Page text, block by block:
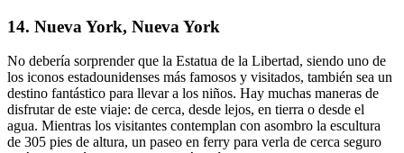
14. Nueva York, Nueva York
No debería sorprender que la Estatua de la Libertad, siendo uno de
los iconos estadounidenses más famosos y visitados, también sea un
destino fantástico para llevar a los niños. Hay muchas maneras de
disfrutar de este viaje: de cerca, desde lejos, en tierra o desde el
agua. Mientras los visitantes contemplan con asombro la escultura
de 305 pies de altura, un paseo en ferry para verla de cerca seguro